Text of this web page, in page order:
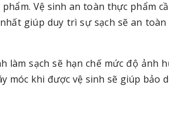
Vệ sinh an toàn thực phẩm
giúp duy trì sự sạch sẽ an
làm sạch sẽ hạn chế mức độ ảnh
móc khi được vệ sinh sẽ giúp bảo